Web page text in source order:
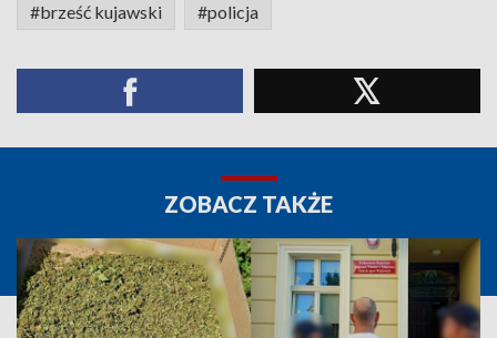
#brześć kujawski #policja
ZOBACZ TAKŻE